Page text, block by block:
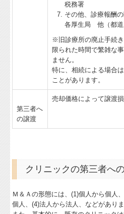
税務署
その他、診療報酬
各厚生局 他（都道
※旧診療所の廃止手続き
限られた時間で繁雑な
ません。
特に、相続による場合
ことがあります。
第三者へ
の譲渡
売却価格によって譲渡損
クリニックの第三者へ
Ｍ＆Ａの形態には、(1)個人から個人
個人、(4)法人から法人、などがありま